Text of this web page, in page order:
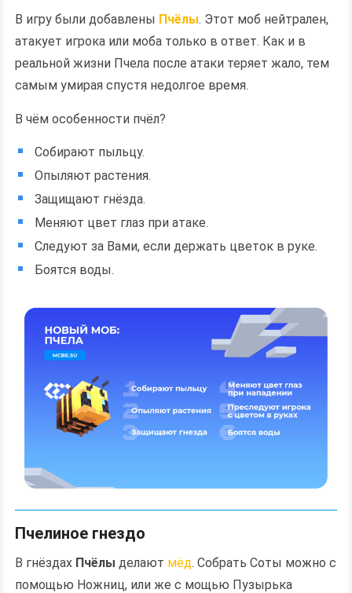
В игру были добавлены Пчёлы. Этот моб нейтрален,
атакует игрока или моба только в ответ. Как и в
реальной жизни Пчела после атаки теряет жало, тем
самым умирая спустя недолгое время.
В чём особенности пчёл?
Собирают пыльцу.
Опыляют растения.
Защищают гнёзда.
Меняют цвет глаз при атаке.
Следуют за Вами, если держать цветок в руке.
Боятся воды.
Пчелиное гнездо
В гнёздах Пчёлы делают мёд. Собрать Соты можно с
помощью Ножниц, или же с мощью Пузырька